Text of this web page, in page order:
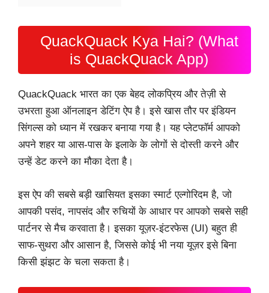
QuackQuack Kya Hai? (What
is QuackQuack App)
QuackQuack भारत का एक बेहद लोकप्रिय और तेज़ी से
उभरता हुआ ऑनलाइन डेटिंग ऐप है। इसे खास तौर पर इंडियन
सिंगल्स को ध्यान में रखकर बनाया गया है। यह प्लेटफॉर्म आपको
अपने शहर या आस-पास के इलाके के लोगों से दोस्ती करने और
उन्हें डेट करने का मौका देता है।
इस ऐप की सबसे बड़ी खासियत इसका स्मार्ट एल्गोरिदम है, जो
आपकी पसंद, नापसंद और रुचियों के आधार पर आपको सबसे सही
पार्टनर से मैच करवाता है। इसका यूज़र-इंटरफेस (UI) बहुत ही
साफ-सुथरा और आसान है, जिससे कोई भी नया यूज़र इसे बिना
किसी झंझट के चला सकता है।